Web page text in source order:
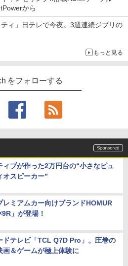
から
ティ」日テレで今夜。3週連続ジブリの
もっと見る
をフォローする
ィブが作った2万円台の“小さなピュ
オスピーカー”
レミアムカー向けブランドHOMUR
」が登場！
ドテレビ「TCL Q7D Pro」。圧巻の
画＆ゲームが極上体験に